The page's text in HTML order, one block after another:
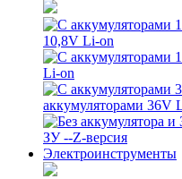
10,8V Li-on
Li-on
аккумуляторами 36V
ЗУ --Z-версия
Электроинструменты